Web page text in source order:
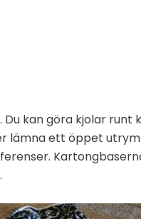
kan göra kjolar runt
lämna ett öppet